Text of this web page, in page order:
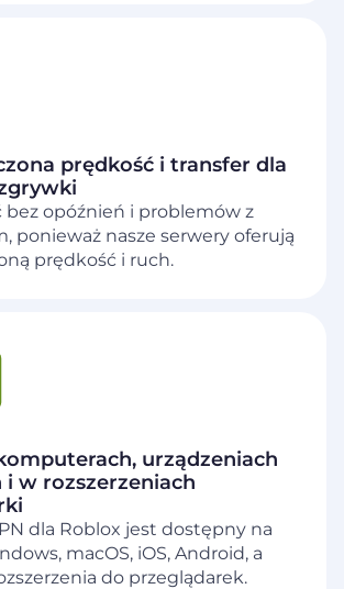
prędkość i transfer dla
bez opóźnień i problemów z
ponieważ nasze serwery oferują
prędkość i ruch.
urządzeniach
w rozszerzeniach
dla Roblox jest dostępny na
macOS, iOS, Android, a
do przeglądarek.